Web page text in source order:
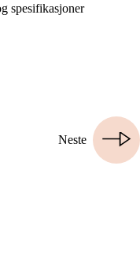
spesifikasjoner
Neste